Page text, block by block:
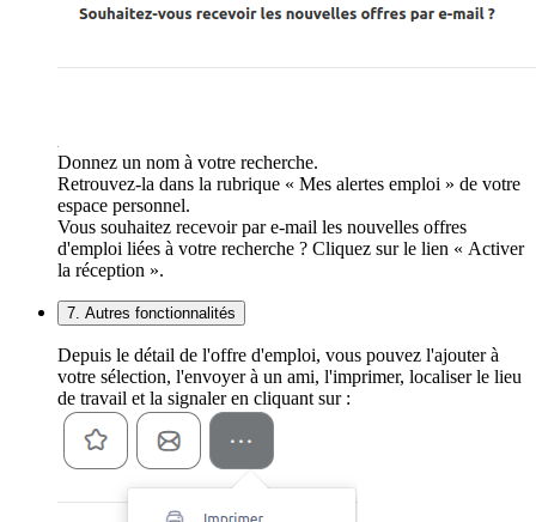
Donnez un nom à votre recherche.
Retrouvez-la dans la rubrique « Mes alertes emploi » de votre
espace personnel.
Vous souhaitez recevoir par e-mail les nouvelles offres
d'emploi liées à votre recherche ? Cliquez sur le lien « Activer
la réception ».
7. Autres fonctionnalités
Depuis le détail de l'offre d'emploi, vous pouvez l'ajouter à
votre sélection, l'envoyer à un ami, l'imprimer, localiser le lieu
de travail et la signaler en cliquant sur :